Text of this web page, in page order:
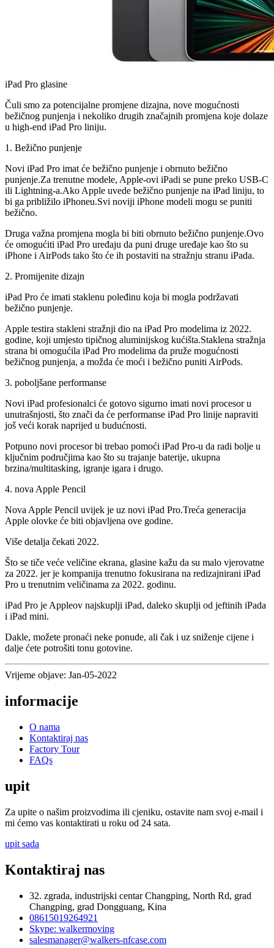
iPad Pro glasine
Čuli smo za potencijalne promjene dizajna, nove mogućnosti
bežičnog punjenja i nekoliko drugih značajnih promjena koje dolaze
u high-end iPad Pro liniju.
1. Bežično punjenje
Novi iPad Pro imat će bežično punjenje i obrnuto bežično
punjenje.Za trenutne modele, Apple-ovi iPadi se pune preko USB-C
ili Lightning-a.Ako Apple uvede bežično punjenje na iPad liniju, to
bi ga približilo iPhoneu.Svi noviji iPhone modeli mogu se puniti
bežično.
Druga važna promjena mogla bi biti obrnuto bežično punjenje.Ovo
će omogućiti iPad Pro uređaju da puni druge uređaje kao što su
iPhone i AirPods tako što će ih postaviti na stražnju stranu iPada.
2. Promijenite dizajn
iPad Pro će imati staklenu poleđinu koja bi mogla podržavati
bežično punjenje.
Apple testira stakleni stražnji dio na iPad Pro modelima iz 2022.
godine, koji umjesto tipičnog aluminijskog kućišta.Staklena stražnja
strana bi omogućila iPad Pro modelima da pruže mogućnosti
bežičnog punjenja, a možda će moći i bežično puniti AirPods.
3. poboljšane performanse
Novi iPad profesionalci će gotovo sigurno imati novi procesor u
unutrašnjosti, što znači da će performanse iPad Pro linije napraviti
još veći korak naprijed u budućnosti.
Potpuno novi procesor bi trebao pomoći iPad Pro-u da radi bolje u
ključnim područjima kao što su trajanje baterije, ukupna
brzina/multitasking, igranje igara i drugo.
4. nova Apple Pencil
Nova Apple Pencil uvijek je uz novi iPad Pro.Treća generacija
Apple olovke će biti objavljena ove godine.
Više detalja čekati 2022.
Što se tiče veće veličine ekrana, glasine kažu da su malo vjerovatne
za 2022. jer je kompanija trenutno fokusirana na redizajnirani iPad
Pro u trenutnim veličinama za 2022. godinu.
iPad Pro je Appleov najskuplji iPad, daleko skuplji od jeftinih iPada
i iPad mini.
Dakle, možete pronaći neke ponude, ali čak i uz sniženje cijene i
dalje ćete potrošiti tonu gotovine.
Vrijeme objave: Jan-05-2022
informacije
O nama
Kontaktiraj nas
Factory Tour
FAQs
upit
Za upite o našim proizvodima ili cjeniku, ostavite nam svoj e-mail i
mi ćemo vas kontaktirati u roku od 24 sata.
upit sada
Kontaktiraj nas
32. zgrada, industrijski centar Changping, North Rd, grad
Changping, grad Dongguang, Kina
08615019264921
Skype: walkermoving
salesmanager@walkers-nfcase.com